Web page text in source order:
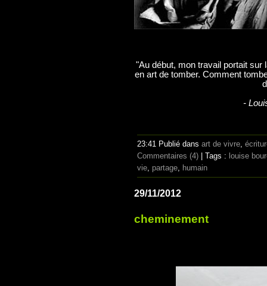
"Au début, mon travail portait sur
en art de tomber. Comment
-
23:41 Publié dans art de vivre,
Commentaires (4) | Tags : louise
vie, partage, humain
29/11/2012
cheminement